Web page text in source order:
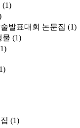
(1)
발표대회 논문집 (1)
물 (1)
(1)